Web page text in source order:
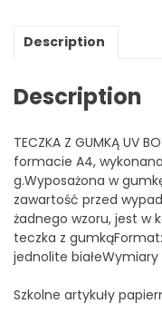
Description
Description
TECZKA Z GUMKĄ UV
formacie A4,
g.Wyposażona w
zawartość przed
żadnego wzoru, jest w
teczka z
jednolite białeWymiary
Szkolne artykuły